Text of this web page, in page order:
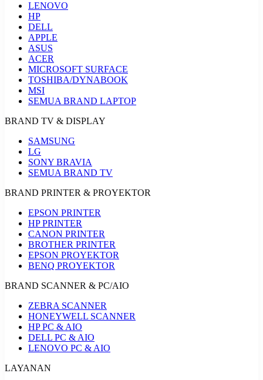
LENOVO
HP
DELL
APPLE
ASUS
ACER
MICROSOFT SURFACE
TOSHIBA/DYNABOOK
MSI
SEMUA BRAND LAPTOP
BRAND TV & DISPLAY
SAMSUNG
LG
SONY BRAVIA
SEMUA BRAND TV
BRAND PRINTER & PROYEKTOR
EPSON PRINTER
HP PRINTER
CANON PRINTER
BROTHER PRINTER
EPSON PROYEKTOR
BENQ PROYEKTOR
BRAND SCANNER & PC/AIO
ZEBRA SCANNER
HONEYWELL SCANNER
HP PC & AIO
DELL PC & AIO
LENOVO PC & AIO
LAYANAN